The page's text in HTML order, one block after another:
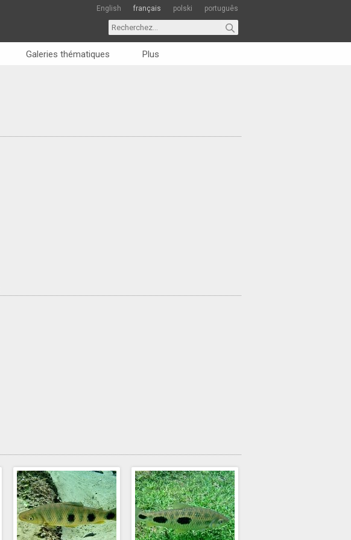
English français polski português
Galeries thématiques Plus